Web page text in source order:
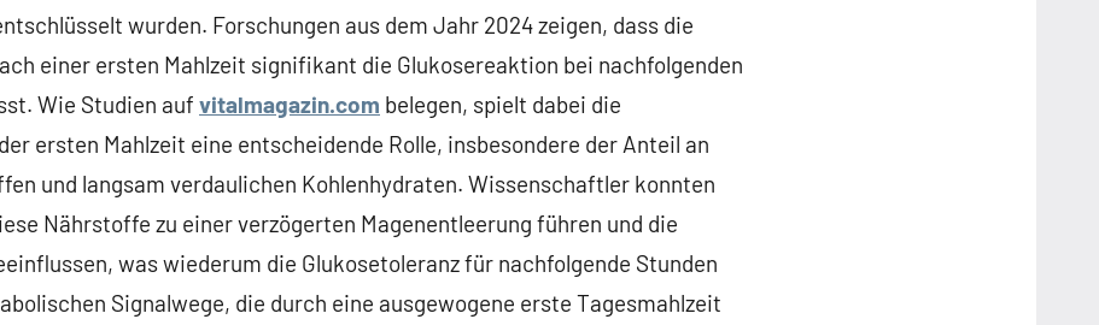
wurden. Forschungen aus dem Jahr 2024 zeigen, dass die
einer ersten Mahlzeit signifikant die Glukosereaktion bei nachfolgenden
Wie Studien auf vitalmagazin.com belegen, spielt dabei die
ersten Mahlzeit eine entscheidende Rolle, insbesondere der Anteil an
und langsam verdaulichen Kohlenhydraten. Wissenschaftler konnten
Nährstoffe zu einer verzögerten Magenentleerung führen und die
was wiederum die Glukosetoleranz für nachfolgende Stunden
Signalwege, die durch eine ausgewogene erste Tagesmahlzeit